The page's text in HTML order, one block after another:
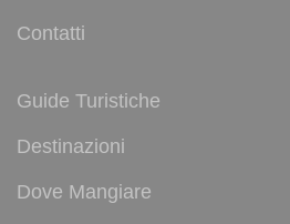
Contatti
Guide Turistiche
Destinazioni
Dove Mangiare